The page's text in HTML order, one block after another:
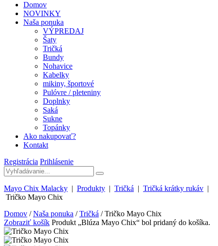
Domov
NOVINKY
Naša ponuka
VÝPREDAJ
Šaty
Tričká
Bundy
Nohavice
Kabelky
mikiny, športové
Pulóvre / pleteniny
Doplnky
Saká
Sukne
Topánky
Ako nakupovať?
Kontakt
Registrácia Prihlásenie
Mayo Chix Malacky | Produkty | Tričká | Tričká krátky rukáv |
Tričko Mayo Chix
Domov /Naša ponuka /Tričká / Tričko Mayo Chix
Zobraziť košík Produkt „Blúza Mayo Chix“ bol pridaný do košíka.